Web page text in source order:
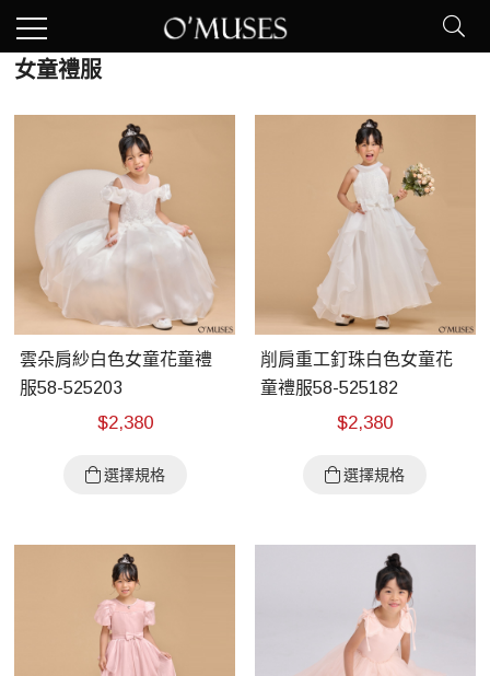
女童禮服
雲朵肩紗白色女童花童禮
服58-525203
$2,380
選擇規格
削肩重工釘珠白色女童花
童禮服58-525182
$2,380
選擇規格